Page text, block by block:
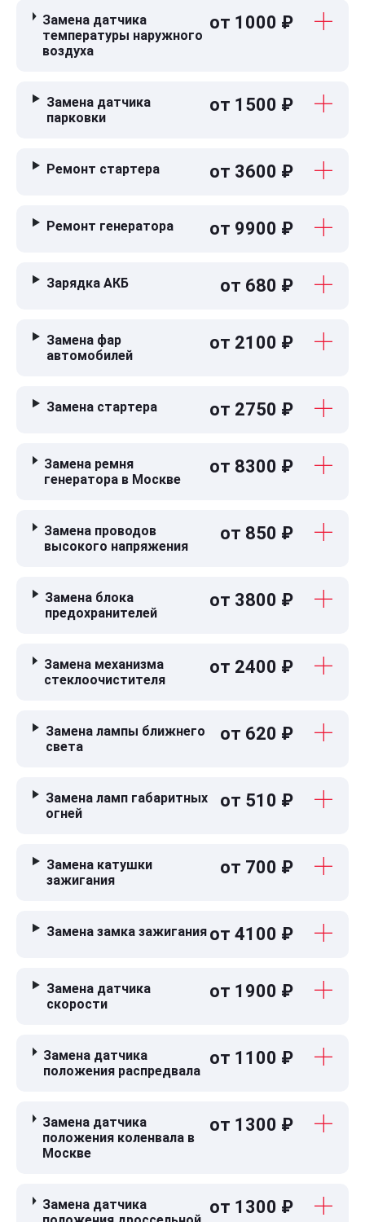
Замена датчика
температуры наружного
воздуха
от 1000 ₽
Замена датчика
парковки
от 1500 ₽
Ремонт стартера от 3600 ₽
Ремонт генератора от 9900 ₽
Зарядка АКБ от 680 ₽
Замена фар
автомобилей
от 2100 ₽
Замена стартера от 2750 ₽
Замена ремня
генератора в Москве
от 8300 ₽
Замена проводов
высокого напряжения
от 850 ₽
Замена блока
предохранителей
от 3800 ₽
Замена механизма
стеклоочистителя
от 2400 ₽
Замена лампы ближнего
света
от 620 ₽
Замена ламп габаритных
огней
от 510 ₽
Замена катушки
зажигания
от 700 ₽
Замена замка зажигания от 4100 ₽
Замена датчика
скорости
от 1900 ₽
Замена датчика
положения распредвала
от 1100 ₽
Замена датчика
положения коленвала в
Москве
от 1300 ₽
Замена датчика
от 1300 ₽